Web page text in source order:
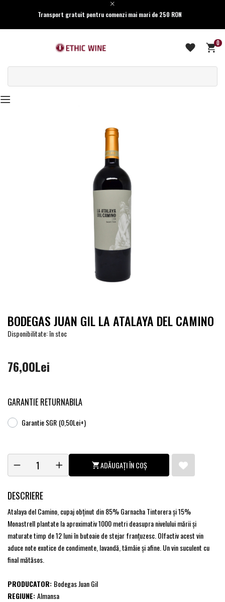
Transport gratuit pentru comenzi mai mari de 250 RON
0
BODEGAS JUAN GIL LA ATALAYA DEL CAMINO
Disponibilitate: în stoc
76,00Lei
GARANTIE RETURNABILA
Garantie SGR (0,50Lei+)
ADĂUGAȚI ÎN COȘ
DESCRIERE
Atalaya del Camino, cupaj obţinut din 85% Garnacha Tintorera şi 15%
Monastrell plantate la aproximativ 1000 metri deasupra nivelului mării şi
maturate timp de 12 luni în butoaie de stejar franţuzesc. Olfactiv acest vin
aduce note exotice de condimente, lavandă, tămâie şi afine. Un vin suculent cu
final mătăsos.
PRODUCATOR: Bodegas Juan Gil
REGIUNE:Almansa